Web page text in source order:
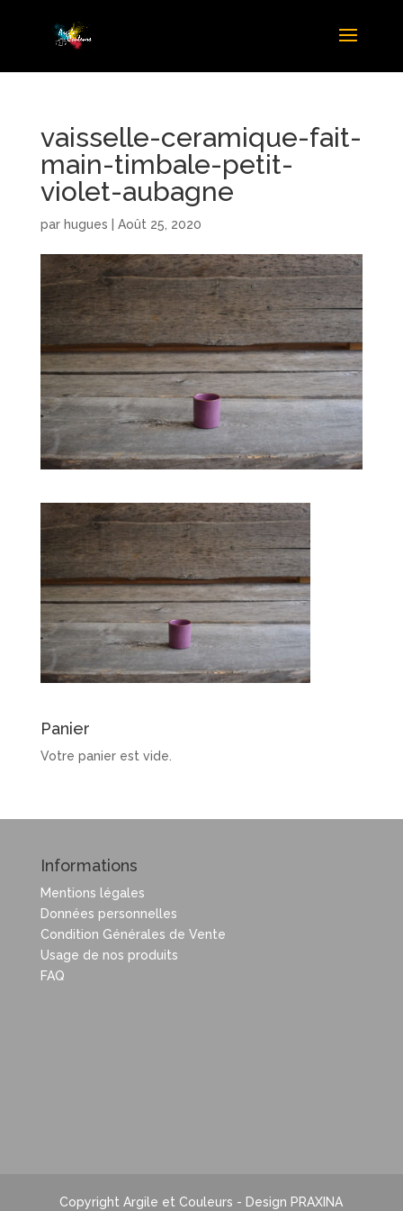
vaisselle-ceramique-fait-
main-timbale-petit-
violet-aubagne
par hugues Août 25, 2020
Panier
Votre panier est vide.
Informations
Mentions légales
Données personnelles
Condition Générales de Vente
Usage de nos produits
FAQ
Copyright Argile et Couleurs - Design PRAXINA